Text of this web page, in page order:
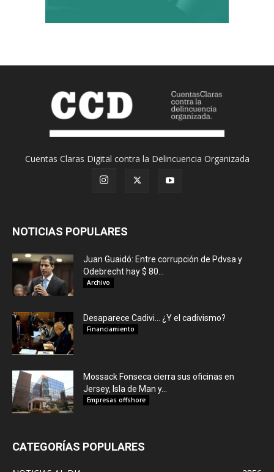
Cuentas Claras Digital contra la Delincuencia Organizada
NOTICIAS POPULARES
Juan Guaidó: Entre corrupción de Pdvsa y
Odebrecht hay $ 80...
Archivo
Desaparece Cadivi… ¿Y el cadivismo?
Financiamiento
Mossack Fonseca cierra sus oficinas en
Jersey, Isla de Man y...
Empresas offshore
CATEGORÍAS POPULARES